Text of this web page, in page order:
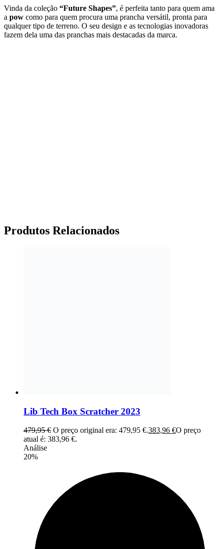
Vinda da coleção “Future Shapes”, é perfeita tanto para quem ama
a pow como para quem procura uma prancha versátil, pronta para
qualquertipo de terreno. O seu design e as tecnologias inovadoras
fazem dela uma das pranchas mais destacadas da marca.
Produtos Relacionados
Lib Tech Box Scratcher 2023
479,95€ O preço original era: 479,95 €.383,96 €O preço
atual é: 383,96 €.
Análise
20%